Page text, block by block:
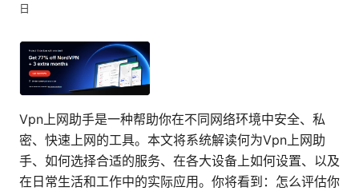
日
Vpn上网助手是一种帮助你在不同网络环境中安全、私
密、快速上网的工具。本文将系统解读何为Vpn上网助
手、如何选择合适的服务、在各大设备上如何设置、以及
在日常生活和工作中的实际应用。你将看到：怎么评估你